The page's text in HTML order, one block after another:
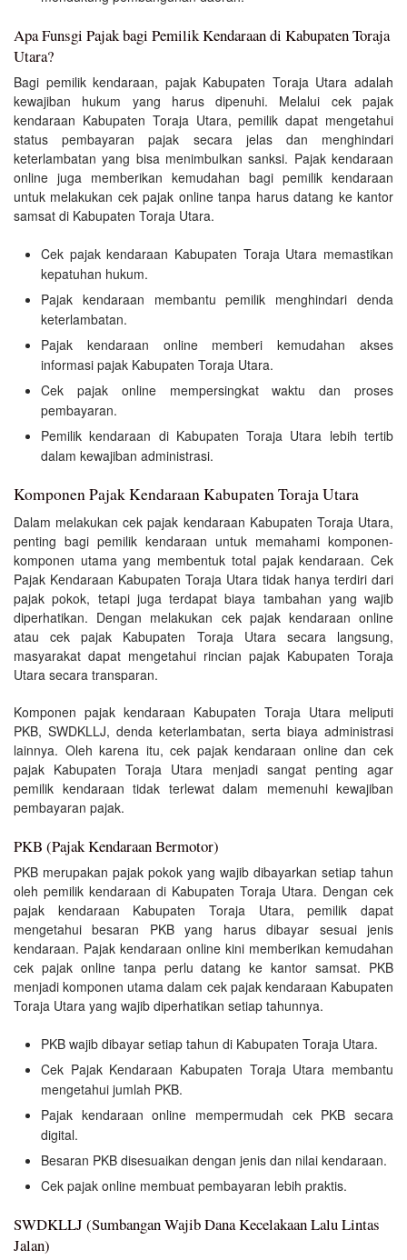
Apa Funsgi Pajak bagi Pemilik Kendaraan di Kabupaten Toraja
Utara?
Bagi pemilik kendaraan, pajak Kabupaten Toraja Utara adalah
kewajiban hukum yang harus dipenuhi. Melalui cek pajak
kendaraan Kabupaten Toraja Utara, pemilik dapat mengetahui
status pembayaran pajak secara jelas dan menghindari
keterlambatan yang bisa menimbulkan sanksi. Pajak kendaraan
online juga memberikan kemudahan bagi pemilik kendaraan
untuk melakukan cek pajak online tanpa harus datang ke kantor
samsat di Kabupaten Toraja Utara.
Cek pajak kendaraan Kabupaten Toraja Utara memastikan
kepatuhan hukum.
Pajak kendaraan membantu pemilik menghindari denda
keterlambatan.
Pajak kendaraan online memberi kemudahan akses
informasi pajak Kabupaten Toraja Utara.
Cek pajak online mempersingkat waktu dan proses
pembayaran.
Pemilik kendaraan di Kabupaten Toraja Utara lebih tertib
dalam kewajiban administrasi.
Komponen Pajak Kendaraan Kabupaten Toraja Utara
Dalam melakukan cek pajak kendaraan Kabupaten Toraja Utara,
penting bagi pemilik kendaraan untuk memahami komponen-
komponen utama yang membentuk total pajak kendaraan. Cek
Pajak Kendaraan Kabupaten Toraja Utara tidak hanya terdiri dari
pajak pokok, tetapi juga terdapat biaya tambahan yang wajib
diperhatikan. Dengan melakukan cek pajak kendaraan online
atau cek pajak Kabupaten Toraja Utara secara langsung,
masyarakat dapat mengetahui rincian pajak Kabupaten Toraja
Utara secara transparan.
Komponen pajak kendaraan Kabupaten Toraja Utara meliputi
PKB, SWDKLLJ, denda keterlambatan, serta biaya administrasi
lainnya. Oleh karena itu, cek pajak kendaraan online dan cek
pajak Kabupaten Toraja Utara menjadi sangat penting agar
pemilik kendaraan tidak terlewat dalam memenuhi kewajiban
pembayaran pajak.
PKB (Pajak Kendaraan Bermotor)
PKB merupakan pajak pokok yang wajib dibayarkan setiap tahun
oleh pemilik kendaraan di Kabupaten Toraja Utara. Dengan cek
pajak kendaraan Kabupaten Toraja Utara, pemilik dapat
mengetahui besaran PKB yang harus dibayar sesuai jenis
kendaraan. Pajak kendaraan online kini memberikan kemudahan
cek pajak online tanpa perlu datang ke kantor samsat. PKB
menjadi komponen utama dalam cek pajak kendaraan Kabupaten
Toraja Utara yang wajib diperhatikan setiap tahunnya.
PKB wajib dibayar setiap tahun di Kabupaten Toraja Utara.
Cek Pajak Kendaraan Kabupaten Toraja Utara membantu
mengetahui jumlah PKB.
Pajak kendaraan online mempermudah cek PKB secara
digital.
Besaran PKB disesuaikan dengan jenis dan nilai kendaraan.
Cek pajak online membuat pembayaran lebih praktis.
SWDKLLJ (Sumbangan Wajib Dana Kecelakaan Lalu Lintas
Jalan)